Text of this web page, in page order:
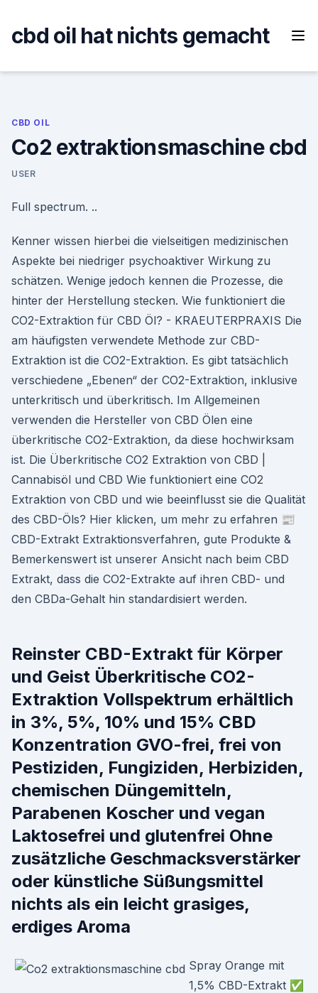
content
cbd oil hat nichts gemacht
CBD OIL
Co2 extraktionsmaschine cbd
USER
Full spectrum. ..
Kenner wissen hierbei die vielseitigen medizinischen
Aspekte bei niedriger psychoaktiver Wirkung zu
schätzen. Wenige jedoch kennen die Prozesse, die
hinter der Herstellung stecken. Wie funktioniert die
CO2-Extraktion für CBD Öl? - KRAEUTERPRAXIS Die
am häufigsten verwendete Methode zur CBD-
Extraktion ist die CO2-Extraktion. Es gibt tatsächlich
verschiedene „Ebenen“ der CO2-Extraktion, inklusive
unterkritisch und überkritisch. Im Allgemeinen
verwenden die Hersteller von CBD Ölen eine
überkritische CO2-Extraktion, da diese hochwirksam
ist. Die Überkritische CO2 Extraktion von CBD |
Cannabisöl und CBD Wie funktioniert eine CO2
Extraktion von CBD und wie beeinflusst sie die Qualität
des CBD-Öls? Hier klicken, um mehr zu erfahren 📰
CBD-Extrakt Extraktionsverfahren, gute Produkte &
Bemerkenswert ist unserer Ansicht nach beim CBD
Extrakt, dass die CO2-Extrakte auf ihren CBD- und
den CBDa-Gehalt hin standardisiert werden.
Reinster CBD-Extrakt für Körper
und Geist Überkritische CO2-
Extraktion Vollspektrum erhältlich
in 3%, 5%, 10% und 15% CBD
Konzentration GVO-frei, frei von
Pestiziden, Fungiziden, Herbiziden,
chemischen Düngemitteln,
Parabenen Koscher und vegan
Laktosefrei und glutenfrei Ohne
zusätzliche Geschmacksverstärker
oder künstliche Süßungsmittel
nichts als ein leicht grasiges,
erdiges Aroma
Spray Orange mit
1,5% CBD-Extrakt ✅